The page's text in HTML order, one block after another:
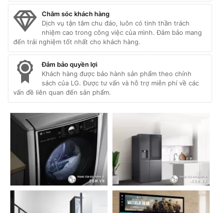
Chăm sóc khách hàng
Dịch vụ tận tâm chu đáo, luôn có tinh thần trách
nhiệm cao trong công việc của mình. Đảm bảo mang
đến trải nghiệm tốt nhất cho khách hàng.
Đảm bảo quyền lợi
Khách hàng được bảo hành sản phẩm theo chính
sách của LG. Được tư vấn và hỗ trợ miễn phí về các
vấn đề liên quan đến sản phẩm.